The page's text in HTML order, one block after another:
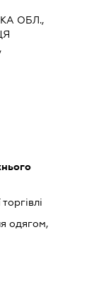
ОБЛ.,
одягом,